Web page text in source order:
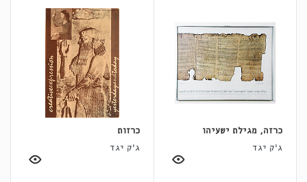
כרזה, מגילת ישעיהו
ג'ק יגד
כרזות
ג'ק יגד